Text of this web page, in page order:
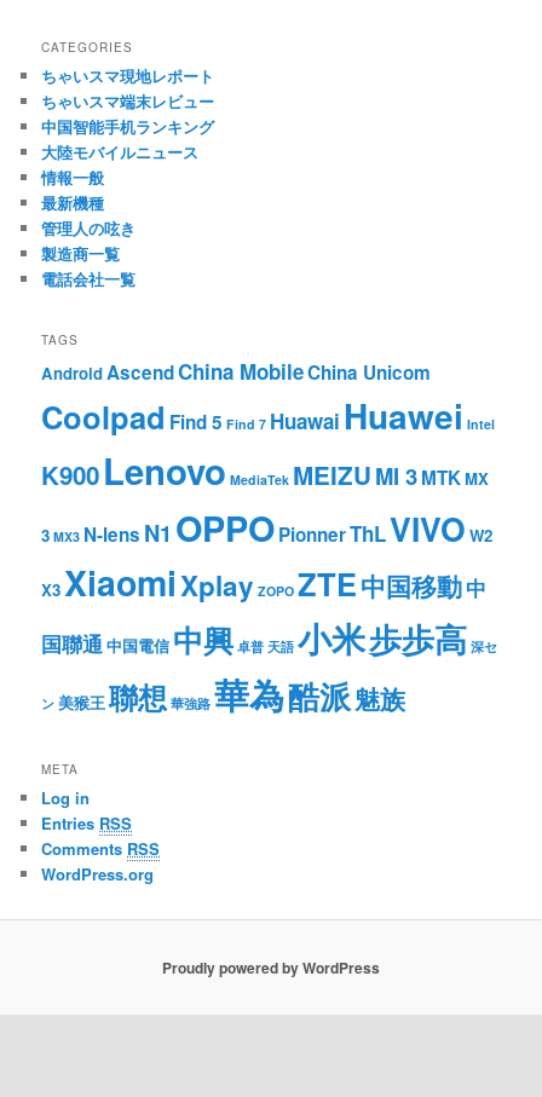
CATEGORIES
ちゃいスマ現地レポート
ちゃいスマ端末レビュー
中国智能手机ランキング
大陸モバイルニュース
情報一般
最新機種
管理人の呟き
製造商一覧
電話会社一覧
TAGS
AndroidAscendChina MobileChina Unicom
Coolpad Find 5 Find 7 Huawai Huawei Intel
K900Lenovo MediaTek MEIZUMI 3MTKMX
3 MX3 N-lens N1 OPPOPionnerThLVIVO W2
X3XiaomiXplay ZOPO ZTE中国移動中
国聯通 中国電信 中興 卓普 天語 小米歩歩高 深セ
ン 美猴王聯想 華強路 華為酷派魅族
META
Log in
Entries RSS
Comments RSS
WordPress.org
Proudly powered by WordPress